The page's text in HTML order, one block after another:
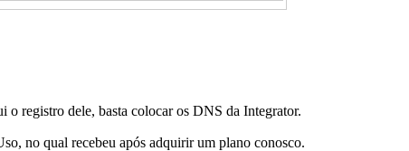
o registro dele, basta colocar os DNS da Integrator.
no qual recebeu após adquirir um plano conosco.